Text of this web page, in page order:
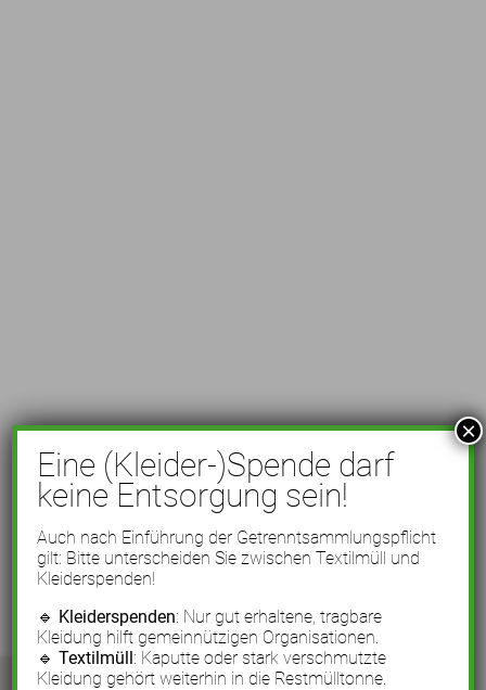
Eine (Kleider-)Spende darf
keine Entsorgung sein!
Auch nach Einführung der Getrenntsammlungspflicht
gilt: Bitte unterscheiden Sie zwischen Textilmüll und
Kleiderspenden!
🔹 Kleiderspenden: Nur gut erhaltene, tragbare
Kleidung hilft gemeinnützigen Organisationen.
🔹Textilmüll: Kaputte oder stark verschmutzte
Kleidung gehört weiterhin in die Restmülltonne.
×